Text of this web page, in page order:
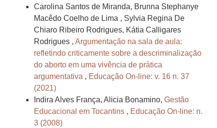
Carolina Santos de Miranda, Brunna Stephanye
Macêdo Coelho de Lima , Sylvia Regina De
Chiaro Ribeiro Rodrigues, Kátia Calligares
Rodrigues , Argumentação na sala de aula:
refletindo criticamente sobre a descriminalização
do aborto em uma vivência de prática
argumentativa , Educação On-line: v. 16 n. 37
(2021)
Indira Alves França, Alicia Bonamino, Gestão
Educacional em Tocantins , Educação On-line: n.
3 (2008)